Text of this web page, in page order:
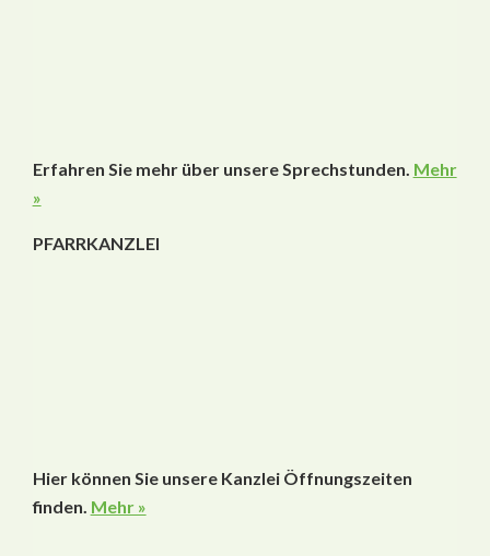
Erfahren Sie mehr über unsere Sprechstunden. Mehr
»
PFARRKANZLEI
Hier können Sie unsere Kanzlei Öffnungszeiten
finden. Mehr »